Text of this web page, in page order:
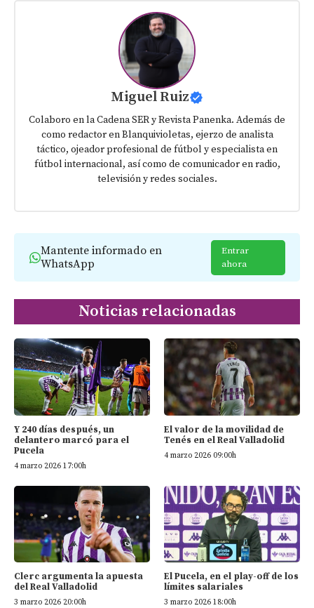
Miguel Ruiz
Colaboro en la Cadena SER y Revista Panenka. Además de
como redactor en Blanquivioletas, ejerzo de analista
táctico, ojeador profesional de fútbol y especialista en
fútbol internacional, así como de comunicador en radio,
televisión y redes sociales.
Mantente informado en
WhatsApp
Entrar
ahora
Noticias relacionadas
Y 240 días después, un
delantero marcó para el
Pucela
4 marzo 2026 17:00h
El valor de la movilidad de
Tenés en el Real Valladolid
4 marzo 2026 09:00h
Clerc argumenta la apuesta
del Real Valladolid
3 marzo 2026 20:00h
El Pucela, en el play-off de los
límites salariales
3 marzo 2026 18:00h